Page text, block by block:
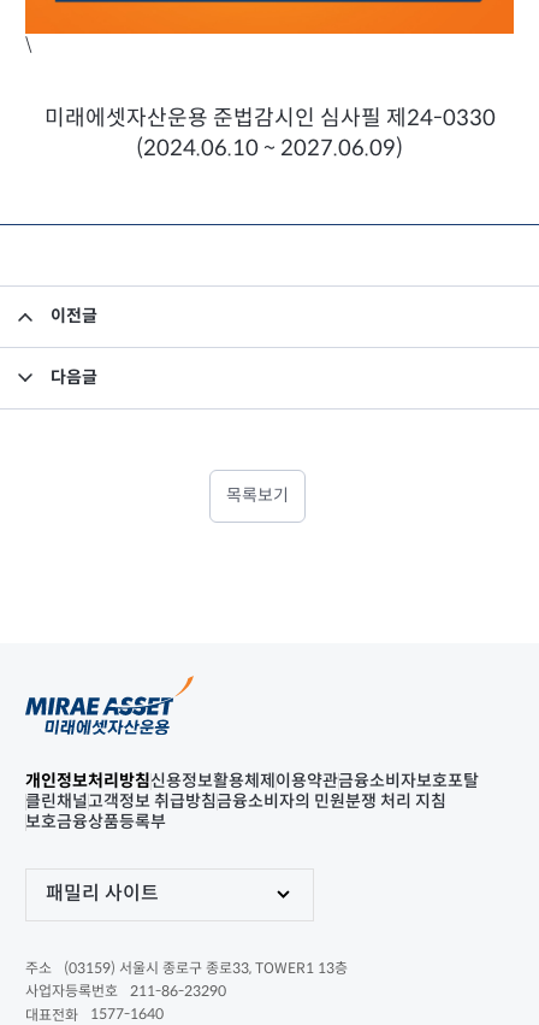
\참여하기
미래에셋자산운용 준법감시인 심사필 제24-0330
(2024.06.10 ~ 2027.06.09)
이전글
다음글
목록보기
개인정보처리방침신용정보활용체제 이용약관금융소비자보호포탈
클린채널고객정보 취급방침금융소비자의 민원분쟁 처리 지침
보호금융상품등록부
패밀리 사이트
주소
(03159) 서울시 종로구 종로33, TOWER1 13층
사업자등록번호
211-86-23290
대표전화
1577-1640